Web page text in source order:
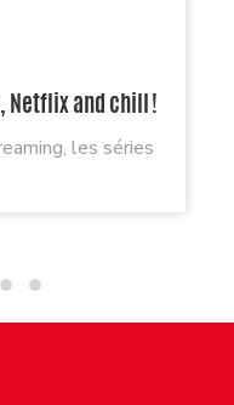
Netflix and chill !
les séries